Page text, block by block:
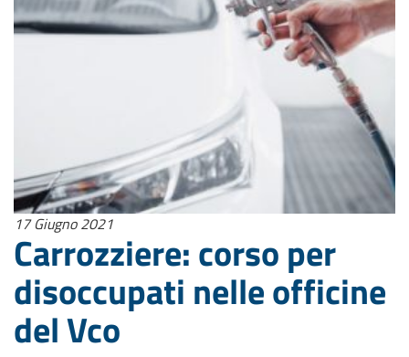
17 Giugno 2021
Carrozziere: corso per
disoccupati nelle officine
del Vco